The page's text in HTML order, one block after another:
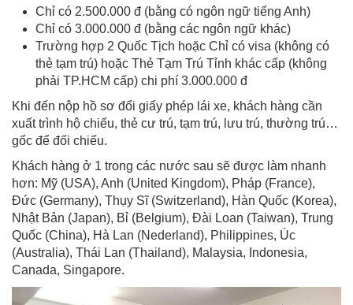
Chỉ có 2.500.000 đ (bằng có ngôn ngữ tiếng Anh)
Chỉ có 3.000.000 đ (bằng các ngôn ngữ khác)
Trường hợp 2 Quốc Tịch hoặc Chỉ có visa (không có
thẻ tạm trú) hoặc Thẻ Tạm Trú Tỉnh khác cấp (không
phải TP.HCM cấp) chi phí 3.000.000 đ
Khi đến nộp hồ sơ đổi giấy phép lái xe, khách hàng cần
xuất trình hộ chiếu, thẻ cư trú, tạm trú, lưu trú, thường trú…
gốc để đối chiếu.
Khách hàng ở 1 trong các nước sau sẽ được làm nhanh
hơn: Mỹ (USA), Anh (United Kingdom), Pháp (France),
Đức (Germany), Thụy Sĩ (Switzerland), Hàn Quốc (Korea),
Nhật Bản (Japan), Bỉ (Belgium), Đài Loan (Taiwan), Trung
Quốc (China), Hà Lan (Nederland), Philippines, Úc
(Australia), Thái Lan (Thailand), Malaysia, Indonesia,
Canada, Singapore.